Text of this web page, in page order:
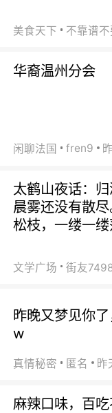
美食天下
华裔温州分会
闲聊法国 fren9
太鹤山夜话：
晨雾还没有散
松枝，一缕一
文学广场
昨晚又梦见你
w
真情秘密 匿名 昨
麻辣口味，百吃